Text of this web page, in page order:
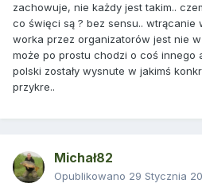
zachowuje, nie każdy jest takim..
co święci są ? bez sensu.. wtrącanie
worka przez organizatorów jest nie
może po prostu chodzi o coś innego
polski zostały wysnute w jakimś
przykre..
Michał82
Opublikowano 29 Stycznia